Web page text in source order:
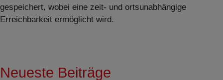
gespeichert, wobei eine zeit- und ortsunabhängige
Erreichbarkeit ermöglicht wird.
Neueste Beiträge